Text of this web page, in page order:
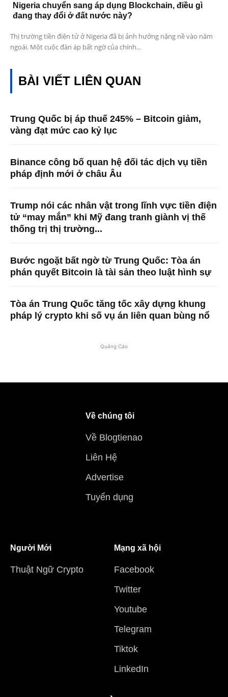
Nigeria chuyển sang áp dụng Blockchain, điều gì
đang thay đổi ở đất nước này?
Thị trường tiền điện tử ở Nigeria đã bị ảnh hưởng nặng nề vào năm
ngoái. Một cuộc đàn áp bất ngờ của chính...
BÀI VIẾT LIÊN QUAN
Trung Quốc bị áp thuế 245% – Bitcoin giảm,
vàng đạt mức cao kỷ lục
Binance công bố quan hệ đối tác dịch vụ tiền
pháp định mới ở châu Âu
Trump nói các nhân vật trong lĩnh vực tiền điện
tử “may mắn” khi Mỹ đang tranh giành vị thế
thống trị thị trường...
Bước ngoặt bất ngờ từ Trung Quốc: Tòa án
phán quyết Bitcoin là tài sản theo luật hình sự
Tòa án Trung Quốc tăng tốc xây dựng khung
pháp lý crypto khi số vụ án liên quan bùng nổ
Quảng Cáo
Về chúng tôi
Về Blogtienao
Liên Hệ
Advertise
Tuyển dụng
Người Mới
Thuật Ngữ Crypto
Mạng xã hội
Facebook
Twitter
Youtube
Telegram
Tiktok
LinkedIn